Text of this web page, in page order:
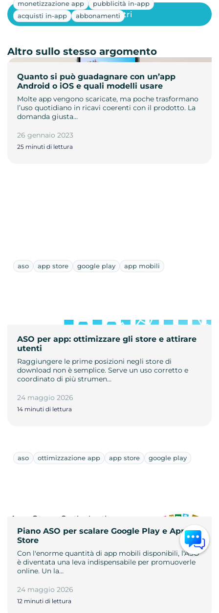
monetizzazione app
pubblicità in-app
acquisti in-app
abbonamenti
Quanto si può guadagnare con un’app
Android o iOS e quali modelli usare
Molte app vengono scaricate, ma poche trasformano
l’uso quotidiano in ricavi coerenti con il prodotto. La
domanda giusta…
26 gennaio 2023
25 minuti di lettura
Mostra altri
Altro sullo stesso argomento
aso app store google play app mobili
ASO per app: ottimizzare gli store e attirare
utenti
Raggiungere le prime posizioni negli store di
download non è semplice. Serve un uso corretto e
coordinato di più strumen…
24 maggio 2026
14 minuti di lettura
aso ottimizzazione app app store google play
Piano ASO per scalare Google Play e App
Store
Con l'enorme quantità di app mobili disponibili, l'ASO
è diventata una leva indispensabile per promuoverle
online. Un la…
24 maggio 2026
12 minuti di lettura